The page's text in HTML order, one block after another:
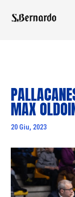
MAX
20 Giu, 2023